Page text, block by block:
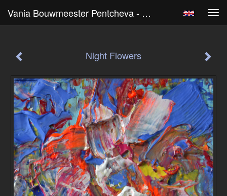
Vania Bouwmeester Pentcheva - Night Flowers
Night Flowers